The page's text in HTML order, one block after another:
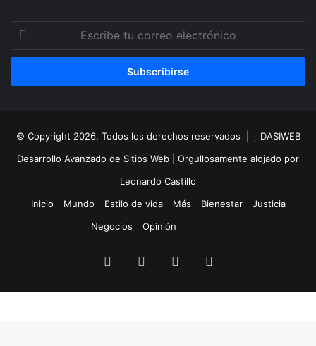
correo
© Copyright 2026, Todos los derechos reservados |
DASIWEB
Desarrollo Avanzado de Sitios Web | Orgullosamente alojado por
Leonardo Castillo
Inicio
Mundo Estilo de vida Más Bienestar
Justicia
Negocios
Opinión
Facebook YouTube